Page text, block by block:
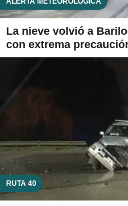
La nieve volvió a
con extrema
RUTA 40